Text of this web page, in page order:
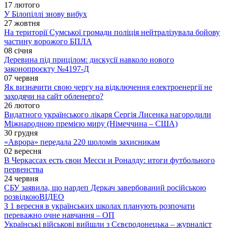
17 лютого
У Білопіллі знову вибух
27 жовтня
На території Сумської громади поліція нейтралізувала бойову
частину ворожого БПЛА
08 січня
Деревина під прицілом: дискусії навколо нового
законопроєкту №4197-Д
07 червня
Як визначити свою чергу на відключення електроенергії не
заходячи на сайт обленерго?
26 лютого
Видатного українського лікаря Сергія Лисенка нагородили
Міжнародною премією миру (Німеччина – США)
30 грудня
«Аврора» передала 220 шоломів захисникам
02 вересня
В Черкассах есть свои Месси и Роналду: итоги футбольного
первенства
24 червня
СБУ заявила, що нардеп Деркач завербований російською
розвідкоюВІДЕО
З 1 вересня в українських школах планують розпочати
переважно очне навчання – ОП
Українські військові вийшли з Сєвєродонецька – журналіст